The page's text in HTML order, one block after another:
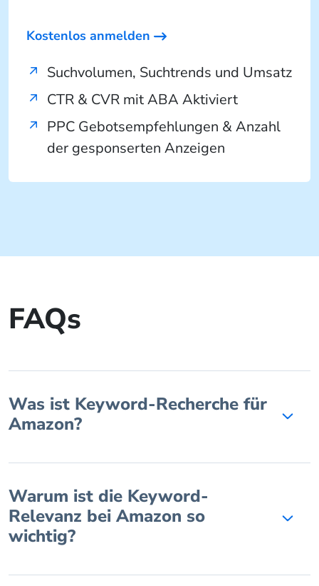
Kostenlos anmelden
Suchvolumen, Suchtrends und Umsatz
CTR & CVR mit ABA Aktiviert
PPC Gebotsempfehlungen & Anzahl
der gesponserten Anzeigen
FAQs
Was ist Keyword-Recherche für
Amazon?
Warum ist die Keyword-
Relevanz bei Amazon so
wichtig?